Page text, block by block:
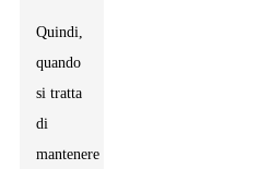
Quindi,
quando
si tratta
di
mantenere